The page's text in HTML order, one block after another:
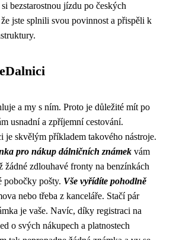
bezstarostnou jízdu po českých
jste splnili svou povinnost a přispěli k
a my s ním. Proto je důležité mít po
usnadní a zpříjemní cestování.
je skvělým příkladem takového nástroje.
pro nákup dálničních známek vám
žádné zdlouhavé fronty na benzínkách
pobočky pošty. Vše vyřídíte pohodlně
nebo třeba z kanceláře. Stačí pár
je vaše. Navíc, díky registraci na
o svých nákupech a platnostech